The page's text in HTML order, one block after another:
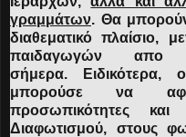
γραμμάτων. Θα
διαθεματικό πλαίσιο,
παιδαγωγών απο
σήμερα.
μπορούσε να
προσωπικότητες
Διαφωτισμού, στους